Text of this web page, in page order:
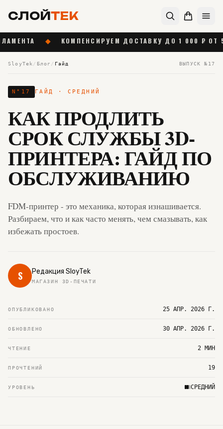
СЛОЙТЕК
◆ КОМПЕНСИРУЕМ ДОСТАВКУ ДО 1 000 ₽ ОТ 55
SloyTek / Блог / Гайд ВЫПУСК № 17
N° 17 ГАЙД · СРЕДНИЙ
КАК ПРОДЛИТЬ
СРОК СЛУЖБЫ 3D-
ПРИНТЕРА: ГАЙД ПО
ОБСЛУЖИВАНИЮ
FDM-принтер - это механика, которая изнашивается.
Разбираем, что и как часто менять, чем смазывать, как
избежать простоев.
S Редакция SloyTek
МАГАЗИН 3D-ПЕЧАТИ
ОПУБЛИКОВАНО 25 АПР. 2026 Г.
ОБНОВЛЕНО 30 АПР. 2026 Г.
ЧТЕНИЕ 2 МИН
ПРОЧТЕНИЙ 19
УРОВЕНЬ СРЕДНИЙ